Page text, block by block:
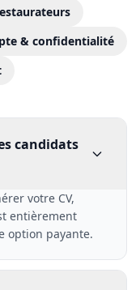
& confidentialité
candidats
votre CV,
entièrement
option payante.